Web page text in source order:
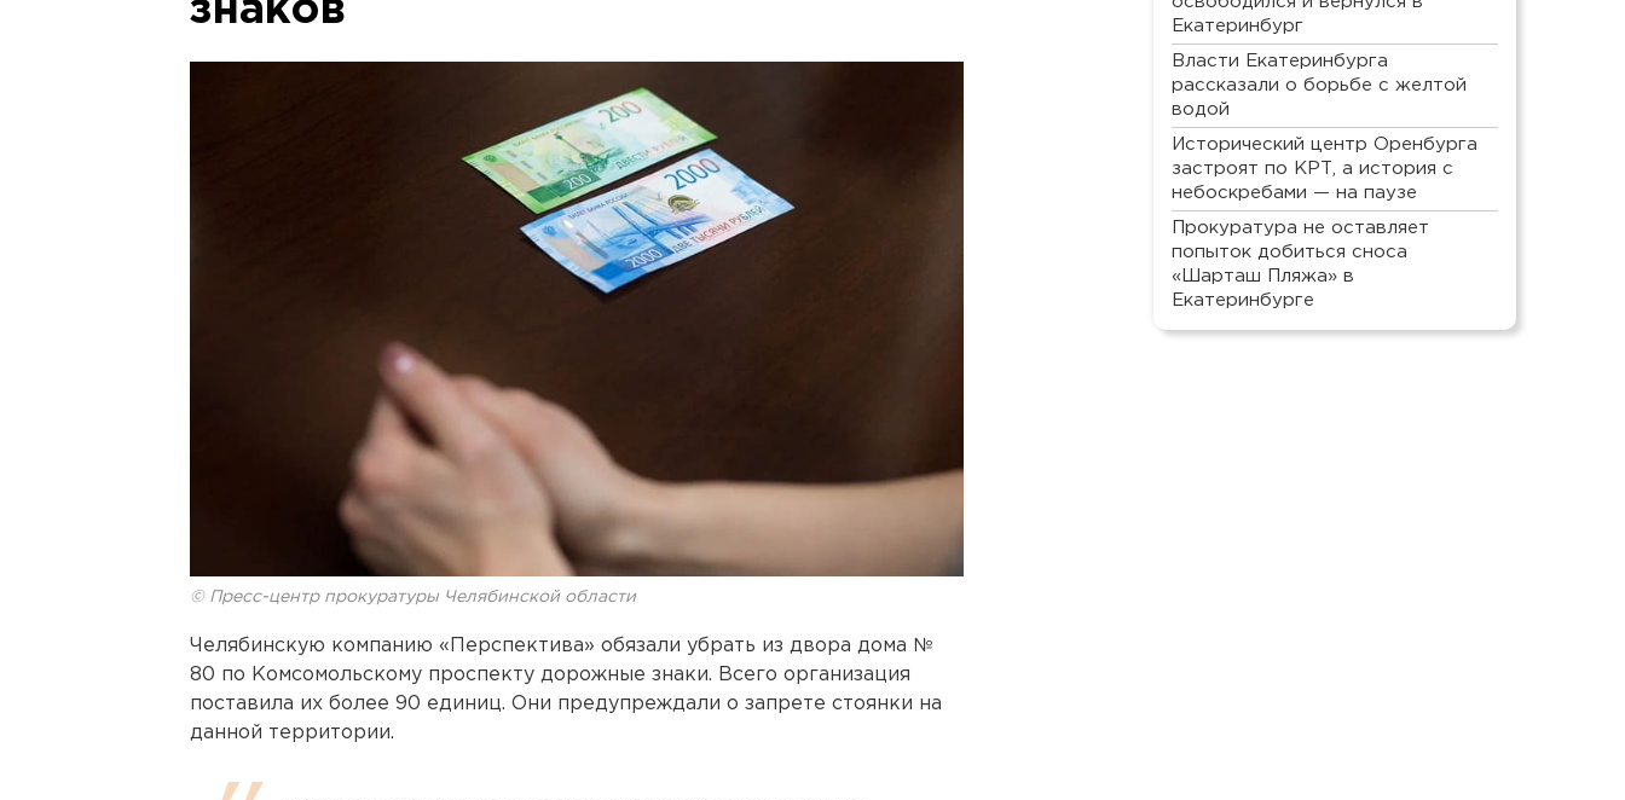
знаков
© Пресс-центр прокуратуры Челябинской области
Челябинскую компанию «Перспектива» обязали убрать из двора дома №
80 по Комсомольскому проспекту дорожные знаки. Всего организация
поставила их более 90 единиц. Они предупреждали о запрете стоянки на
данной территории.
Екатеринбург
Власти Екатеринбурга
рассказали о борьбе с желтой
водой
Исторический центр Оренбурга
застроят по КРТ, а история с
небоскребами — на паузе
Прокуратура не оставляет
попыток добиться сноса
«Шарташ Пляжа» в
Екатеринбурге